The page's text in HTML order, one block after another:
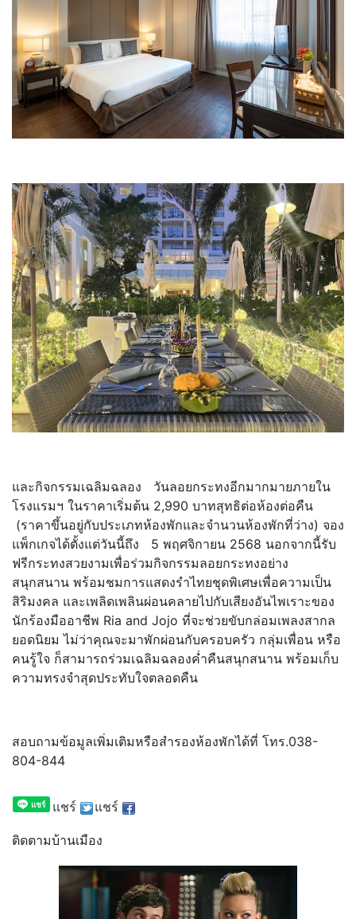
และกิจกรรมเฉลิมฉลอง วันลอยกระทงอีกมากมายภายใน
โรงแรมฯ ในราคาเริ่มต้น 2,990 บาทสุทธิต่อห้องต่อคืน
(ราคาขึ้นอยู่กับประเภทห้องพักและจำนวนห้องพักที่ว่าง) จอง
แพ็กเกจได้ตั้งแต่วันนี้ถึง 5 พฤศจิกายน 2568 นอกจากนี้รับ
ฟรีกระทงสวยงามเพื่อร่วมกิจกรรมลอยกระทงอย่าง
สนุกสนาน พร้อมชมการแสดงรำไทยชุดพิเศษเพื่อความเป็น
สิริมงคล และเพลิดเพลินผ่อนคลายไปกับเสียงอันไพเราะของ
นักร้องมืออาชีพ Ria and Jojo ที่จะช่วยขับกล่อมเพลงสากล
ยอดนิยม ไม่ว่าคุณจะมาพักผ่อนกับครอบครัว กลุ่มเพื่อน หรือ
คนรู้ใจ ก็สามารถร่วมเฉลิมฉลองค่ำคืนสนุกสนาน พร้อมเก็บ
ความทรงจำสุดประทับใจตลอดคืน
สอบถามข้อมูลเพิ่มเติมหรือสำรองห้องพักได้ที่ โทร.038-
804-844
แชร์ แชร์
ติดตามบ้านเมือง